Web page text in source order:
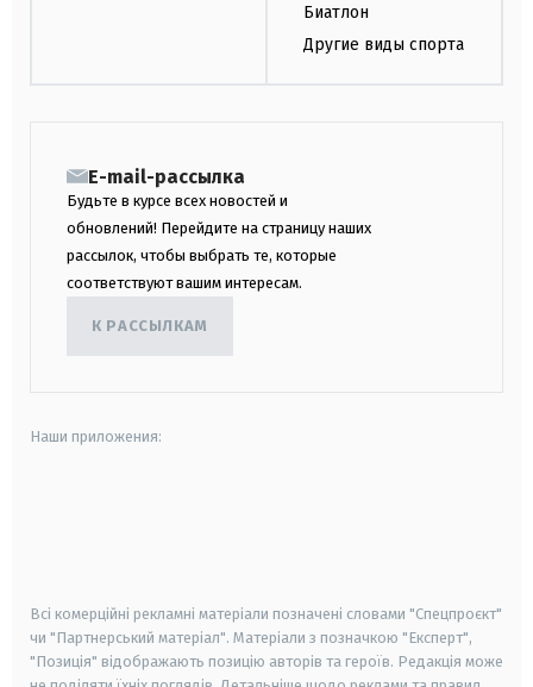
Биатлон
Другие виды спорта
E-mail-рассылка
Будьте в курсе всех новостей и
обновлений! Перейдите на страницу наших
рассылок, чтобы выбрать те, которые
соответствуют вашим интересам.
К РАССЫЛКАМ
Наши приложения:
Всі комерційні рекламні матеріали позначені словами "Спецпроєкт"
чи "Партнерський матеріал". Матеріали з позначкою "Експерт",
"Позиція" відображають позицію авторів та героїв. Редакція може